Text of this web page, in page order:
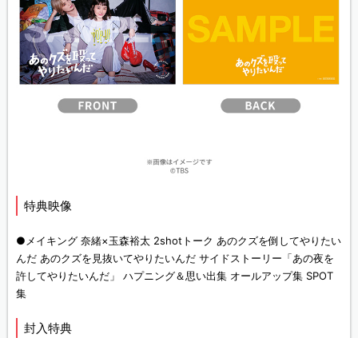
特典映像
●メイキング 奈緒×玉森裕太 2shotトーク あのクズを倒してやりたい
んだ あのクズを見抜いてやりたいんだ サイドストーリー「あの夜を
許してやりたいんだ」 ハプニング＆思い出集 オールアップ集 SPOT
集
封入特典